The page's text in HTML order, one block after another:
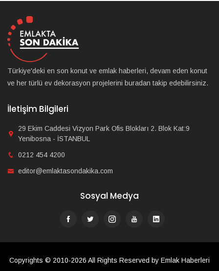
Türkiye'deki en son konut ve emlak haberleri, devam eden konut
ve her türlü ev dekorasyon projelerini buradan takip edebilirsiniz.
İletişim Bilgileri
29 Ekim Caddesi Vizyon Park Ofis Blokları 2. Blok Kat:9
Yenibosna - İSTANBUL
0212 454 4200
editor@emlaktasondakika.com
Sosyal Medya
Copyrights © 2010-2026 All Rights Reserved by Emlak Haberleri